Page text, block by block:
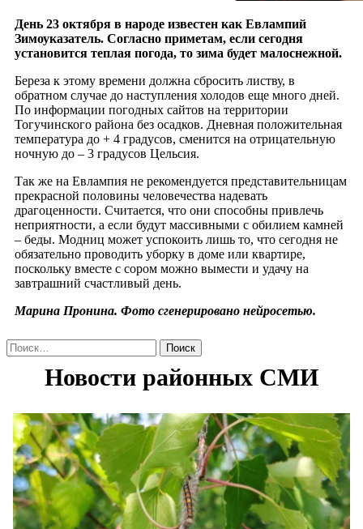
День 23 октября в народе известен как Евлампий
Зимоуказатель. Согласно приметам, если сегодня
установится теплая погода, то зима будет малоснежной.
Береза к этому времени должна сбросить листву, в
обратном случае до наступления холодов еще много дней.
По информации погодных сайтов на территории
Тогучинского района без осадков. Дневная положительная
температура до + 4 градусов, сменится на отрицательную
ночную до – 3 градусов Цельсия.
Так же на Евлампия не рекомендуется представительницам
прекрасной половины человечества надевать
драгоценности. Считается, что они способны привлечь
неприятности, а если будут массивными с обилием камней
– беды. Модниц может успокоить лишь то, что сегодня не
обязательно проводить уборку в доме или квартире,
поскольку вместе с сором можно вымести и удачу на
завтрашний счастливый день.
Марина Пронина. Фото сгенерировано нейросетью.
Найти: